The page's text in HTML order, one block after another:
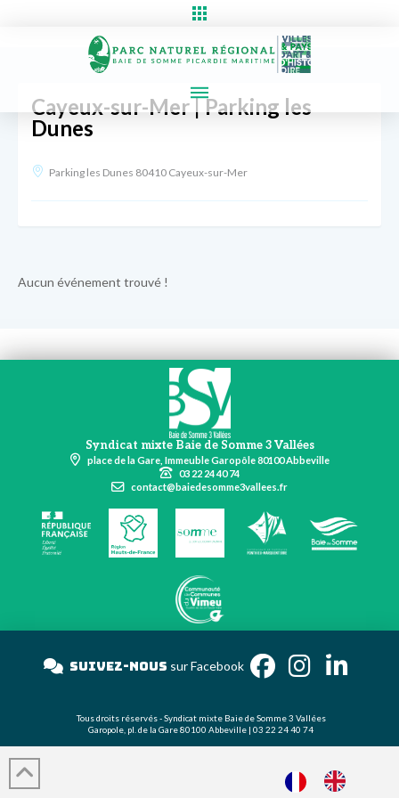
Cayeux-sur-Mer | Parking les
Dunes
Parking les Dunes 80410 Cayeux-sur-Mer
Aucun événement trouvé !
Syndicat mixte Baie de Somme 3 Vallées
place de la Gare, Immeuble Garopôle 80100 Abbeville
03 22 24 40 74
contact@baiedesomme3vallees.fr
Suivez-nous sur Facebook
Tous droits réservés - Syndicat mixte Baie de Somme 3 Vallées
Garopole, pl. de la Gare 80100 Abbeville | 03 22 24 40 74